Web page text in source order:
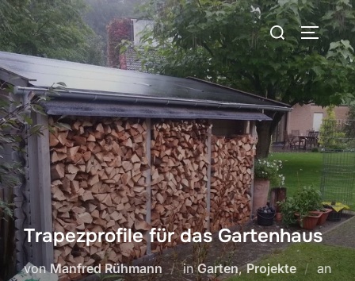
Zum
Inhalt
springen
Suchen
nach:
Trapezprofile für das Gartenhaus
vonManfred Rühmann inGarten,Projekte
an